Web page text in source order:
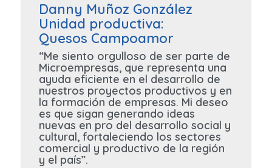
Danny Muñoz González
Unidad productiva:
Quesos Campoamor
“Me siento orgulloso de ser parte de
Microempresas, que representa una
ayuda eficiente en el desarrollo de
nuestros proyectos productivos y en
la formación de empresas. Mi deseo
es que sigan generando ideas
nuevas en pro del desarrollo social y
cultural, fortaleciendo los sectores
comercial y productivo de la región
y el país”.